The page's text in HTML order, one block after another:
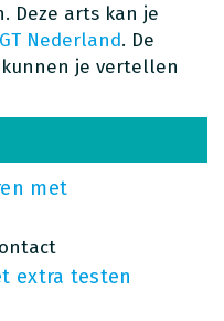
Deze arts kan je
Nederland. De
je vertellen
met
extra testen